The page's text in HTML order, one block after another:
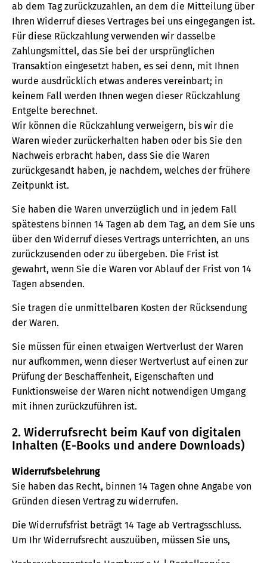
ab dem Tag zurückzuzahlen, an dem die Mitteilung über
Ihren Widerruf dieses Vertrages bei uns eingegangen ist.
Für diese Rückzahlung verwenden wir dasselbe
Zahlungsmittel, das Sie bei der ursprünglichen
Transaktion eingesetzt haben, es sei denn, mit Ihnen
wurde ausdrücklich etwas anderes vereinbart; in
keinem Fall werden Ihnen wegen dieser Rückzahlung
Entgelte berechnet.
Wir können die Rückzahlung verweigern, bis wir die
Waren wieder zurückerhalten haben oder bis Sie den
Nachweis erbracht haben, dass Sie die Waren
zurückgesandt haben, je nachdem, welches der frühere
Zeitpunkt ist.
Sie haben die Waren unverzüglich und in jedem Fall
spätestens binnen 14 Tagen ab dem Tag, an dem Sie uns
über den Widerruf dieses Vertrags unterrichten, an uns
zurückzusenden oder zu übergeben. Die Frist ist
gewahrt, wenn Sie die Waren vor Ablauf der Frist von 14
Tagen absenden.
Sie tragen die unmittelbaren Kosten der Rücksendung
der Waren.
Sie müssen für einen etwaigen Wertverlust der Waren
nur aufkommen, wenn dieser Wertverlust auf einen zur
Prüfung der Beschaffenheit, Eigenschaften und
Funktionsweise der Waren nicht notwendigen Umgang
mit ihnen zurückzuführen ist.
2. Widerrufsrecht beim Kauf von digitalen
Inhalten (E-Books und andere Downloads)
Widerrufsbelehrung
Sie haben das Recht, binnen 14 Tagen ohne Angabe von
Gründen diesen Vertrag zu widerrufen.
Die Widerrufsfrist beträgt 14 Tage ab Vertragsschluss.
Um Ihr Widerrufsrecht auszuüben, müssen Sie uns,